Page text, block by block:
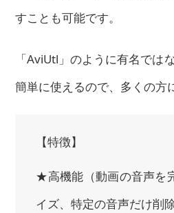
すことも可能です。
「AviUtl」のように有名では
簡単に使えるので、多くの方
【特徴】
★高機能（動画の音声を
イズ、特定の音声だけ削